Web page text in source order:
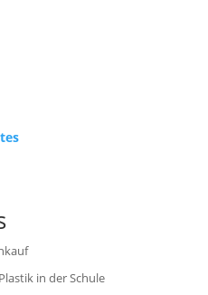
in der Schule